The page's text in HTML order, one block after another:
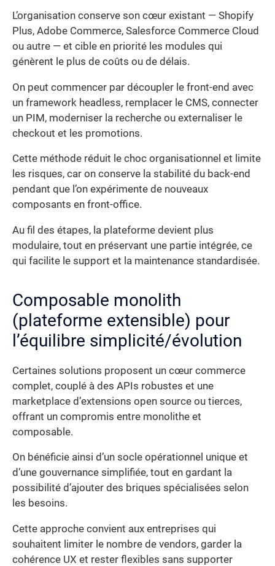
L’organisation conserve son cœur existant — Shopify
Plus, Adobe Commerce, Salesforce Commerce Cloud
ou autre — et cible en priorité les modules qui
génèrent le plus de coûts ou de délais.
On peut commencer par découpler le front-end avec
un framework headless, remplacer le CMS, connecter
un PIM, moderniser la recherche ou externaliser le
checkout et les promotions.
Cette méthode réduit le choc organisationnel et limite
les risques, car on conserve la stabilité du back-end
pendant que l’on expérimente de nouveaux
composants en front-office.
Au fil des étapes, la plateforme devient plus
modulaire, tout en préservant une partie intégrée, ce
qui facilite le support et la maintenance standardisée.
Composable monolith
(plateforme extensible) pour
l’équilibre simplicité/évolution
Certaines solutions proposent un cœur commerce
complet, couplé à des APIs robustes et une
marketplace d’extensions open source ou tierces,
offrant un compromis entre monolithe et
composable.
On bénéficie ainsi d’un socle opérationnel unique et
d’une gouvernance simplifiée, tout en gardant la
possibilité d’ajouter des briques spécialisées selon
les besoins.
Cette approche convient aux entreprises qui
souhaitent limiter le nombre de vendors, garder la
cohérence UX et rester flexibles sans supporter